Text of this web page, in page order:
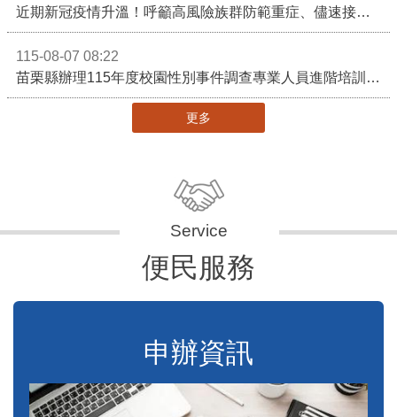
近期新冠疫情升溫！呼籲高風險族群防範重症、儘速接種疫苗及早就醫
115-08-07 08:22
苗栗縣辦理115年度校園性別事件調查專業人員進階培訓 深化調查實務能力 持續打造安全友善校園
更多
便民服務
申辦資訊